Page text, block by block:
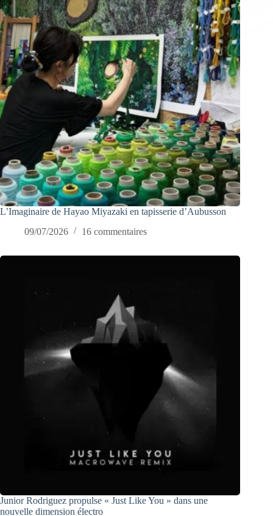
L’Imaginaire de Hayao Miyazaki en tapisserie d’Aubusson
09/07/2026
16 commentaires
Junior Rodriguez propulse « Just Like You » dans une
nouvelle dimension électro